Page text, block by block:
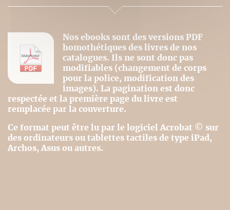
Nos ebooks sont des versions PDF
homothétiques des livres de nos
catalogues. Ils ne sont donc pas
modifiables (changement de corps
pour la police, modification des
images). La pagination est donc
respectée et la première page du livre est
remplacée par la couverture.
Ce format peut être lu par le logiciel Acrobat © sur
des ordinateurs ou tablettes tactiles de type iPad,
Archos, Asus ou autres.